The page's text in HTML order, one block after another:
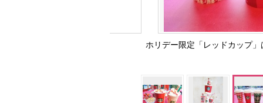
ホリデー限定「レッドカップ